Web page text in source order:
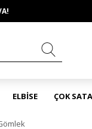
ELBİSE ÇOK